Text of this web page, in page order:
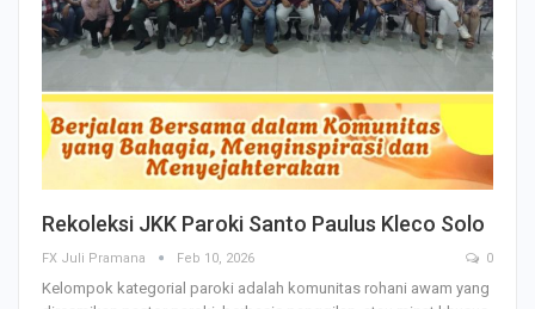
Rekoleksi JKK Paroki Santo Paulus Kleco Solo
FX Juli Pramana Feb 10, 2026 0
Kelompok kategorial paroki adalah komunitas rohani awam yang